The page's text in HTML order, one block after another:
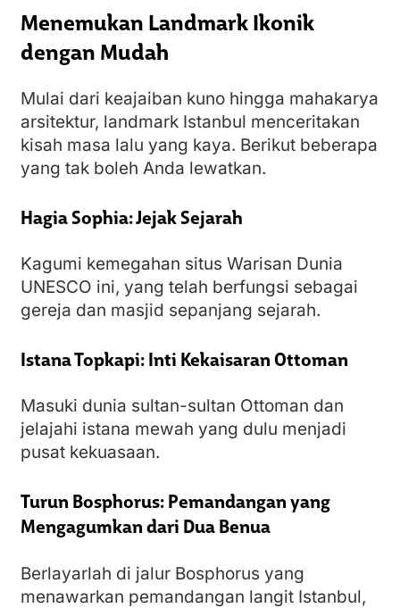
Menemukan Landmark Ikonik
dengan Mudah
Mulai dari keajaiban kuno hingga mahakarya
arsitektur, landmark Istanbul menceritakan
kisah masa lalu yang kaya. Berikut beberapa
yang tak boleh Anda lewatkan.
Hagia Sophia: Jejak Sejarah
Kagumi kemegahan situs Warisan Dunia
UNESCO ini, yang telah berfungsi sebagai
gereja dan masjid sepanjang sejarah.
Istana Topkapi: Inti Kekaisaran Ottoman
Masuki dunia sultan-sultan Ottoman dan
jelajahi istana mewah yang dulu menjadi
pusat kekuasaan.
Turun Bosphorus: Pemandangan yang
Mengagumkan dari Dua Benua
Berlayarlah di jalur Bosphorus yang
menawarkan pemandangan langit Istanbul,